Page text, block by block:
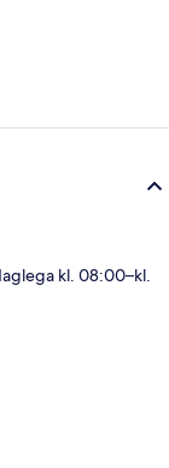
kl. 08:00–kl.